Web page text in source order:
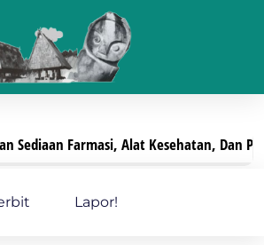
Farmasi, Alat Kesehatan, Dan PKRT
Lapor!